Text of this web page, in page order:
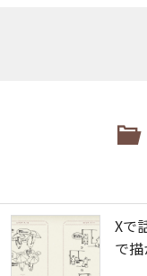
Xで
で